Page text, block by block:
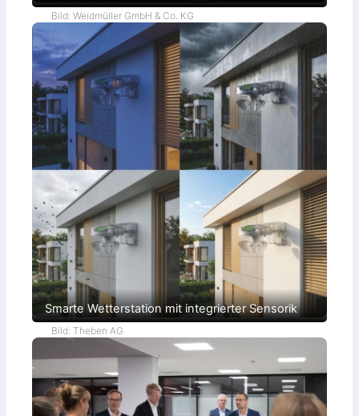
Bild: Weidmüller GmbH & Co. KG
Smarte Wetterstation mit integrierter Sensorik
Bild: Theben AG